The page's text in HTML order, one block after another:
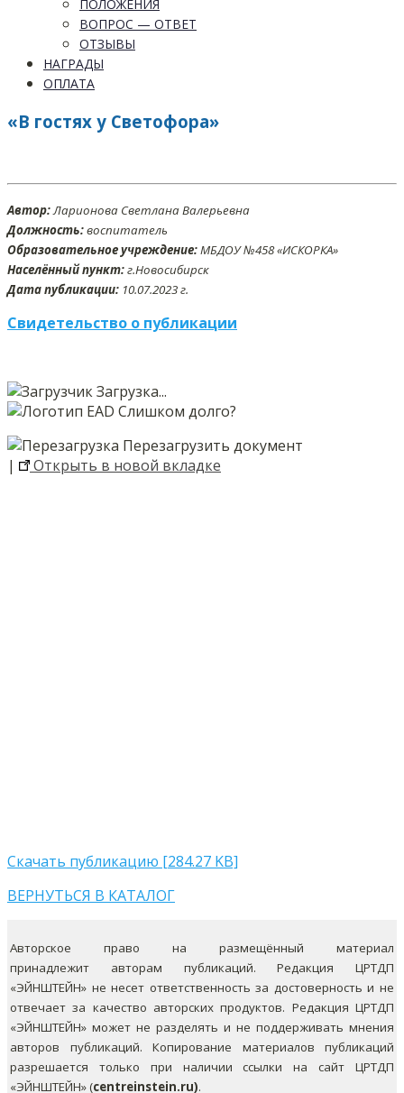
ПОЛОЖЕНИЯ
ВОПРОС — ОТВЕТ
ОТЗЫВЫ
НАГРАДЫ
ОПЛАТА
«В гостях у Светофора»
Автор:Ларионова Светлана Валерьевна
Должность:воспитатель
Образовательное учреждение:МБДОУ №458 «ИСКОРКА»
Населённый пункт:г.Новосибирск
Дата публикации: 10.07.2023 г.
Свидетельство о публикации
Загрузка...
Слишком долго?
Перезагрузить документ
|
Открыть в новой вкладке
Скачать публикацию [284.27 KB]
ВЕРНУТЬСЯ В КАТАЛОГ
Авторское право на размещённый материал
принадлежит авторам публикаций. Редакция ЦРТДП
«ЭЙНШТЕЙН» не несет ответственность за достоверность и не
отвечает за качество авторских продуктов. Редакция ЦРТДП
«ЭЙНШТЕЙН» может не разделять и не поддерживать мнения
авторов публикаций. Копирование материалов публикаций
разрешается только при наличии ссылки на сайт ЦРТДП
«ЭЙНШТЕЙН» (centreinstein.ru).